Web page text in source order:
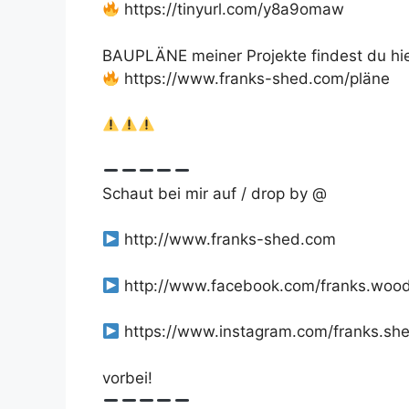
https://tinyurl.com/y8a9omaw
BAUPLÄNE meiner Projekte findest du
https://www.franks-shed.com/pläne
Schaut bei mir auf / drop by @
http://www.franks-shed.com
http://www.facebook.com/
https://www.instagram.com/
vorbei!